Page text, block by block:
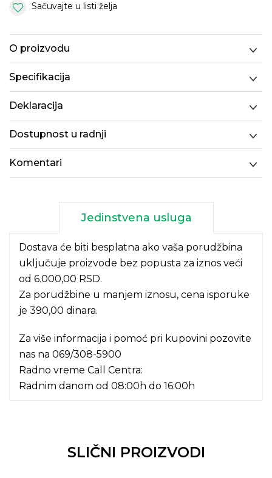
Sačuvajte u listi želja
O proizvodu
Specifikacija
Deklaracija
Dostupnost u radnji
Komentari
Jedinstvena usluga
Dostava će biti besplatna ako vaša porudžbina
uključuje proizvode bez popusta za iznos veći
od 6.000,00 RSD.
Za porudžbine u manjem iznosu, cena isporuke
je 390,00 dinara.
Za više informacija i pomoć pri kupovini pozovite
nas na 069/308-5900
Radno vreme Call Centra:
Radnim danom od 08:00h do 16:00h
SLIČNI PROIZVODI